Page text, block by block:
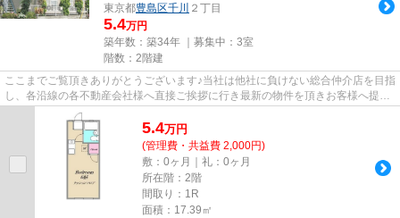
東京都豊島区千川 ２丁目
5.4万円
築年数：築34年 ｜募集中： 3室
階数：2階建
ここまでご覧頂きありがとうございます♪当社は他社に負けない総合仲介店を目指
し、各沿線の各不動産会社様へ直接ご挨拶に行き最新の物件を頂きお客様へ提供
しております！最新の情報は...
5.4万円
(管理費・共益費 2,000円)
敷：0ヶ月｜礼：0ヶ月
所在階：2階
間取り：1R
面積：17.39㎡